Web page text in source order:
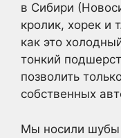
в Сибири
кролик, хорек и
как это
тонкий
позволить
собственных
Мы носили шубы